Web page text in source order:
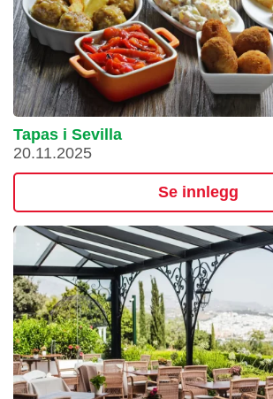
Tapas i Sevilla
20.11.2025
Se innlegg